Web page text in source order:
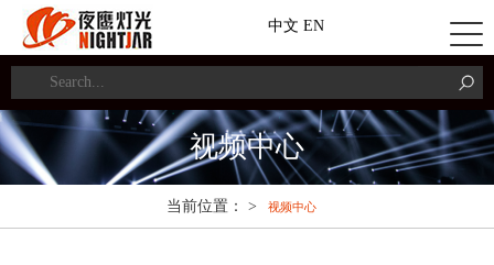
中文 EN
视频中心
当前位置： > 视频中心